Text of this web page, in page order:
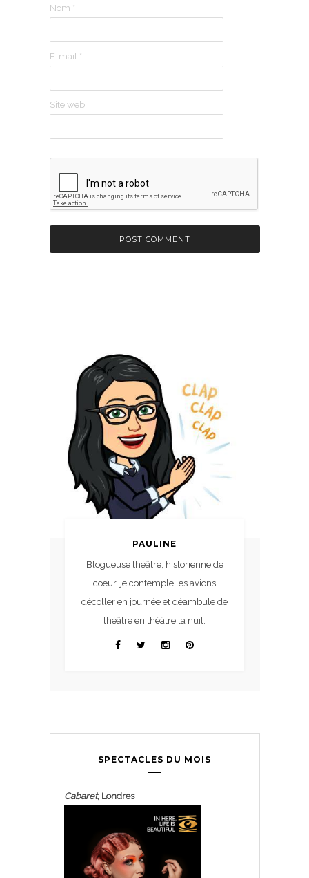
Nom *
E-mail *
Site web
PAULINE
Blogueuse théâtre, historienne de
coeur, je contemple les avions
décoller en journée et déambule de
théâtre en théâtre la nuit.
SPECTACLES DU MOIS
Cabaret, Londres